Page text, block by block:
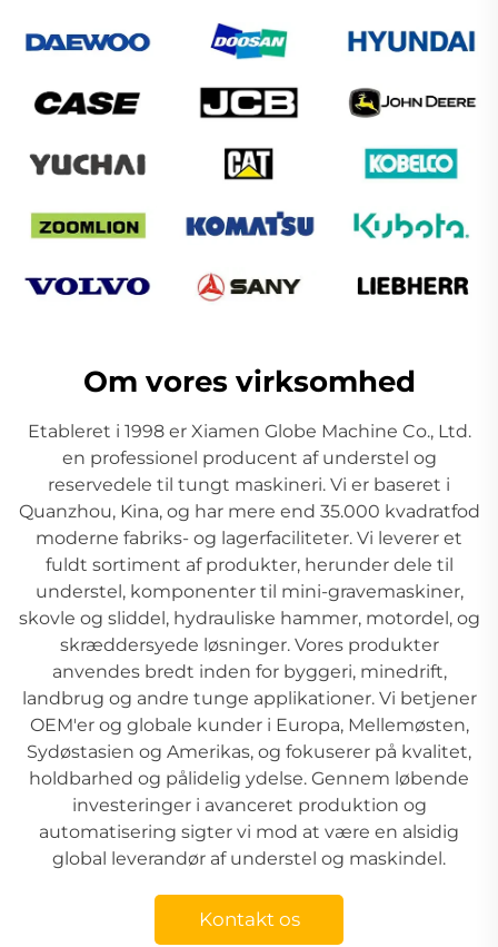
Om vores virksomhed
Etableret i 1998 er Xiamen Globe Machine Co., Ltd.
en professionel producent af understel og
reservedele til tungt maskineri. Vi er baseret i
Quanzhou, Kina, og har mere end 35.000 kvadratfod
moderne fabriks- og lagerfaciliteter. Vi leverer et
fuldt sortiment af produkter, herunder dele til
understel, komponenter til mini-gravemaskiner,
skovle og sliddel, hydrauliske hammer, motordel, og
skræddersyede løsninger. Vores produkter
anvendes bredt inden for byggeri, minedrift,
landbrug og andre tunge applikationer. Vi betjener
OEM'er og globale kunder i Europa, Mellemøsten,
Sydøstasien og Amerikas, og fokuserer på kvalitet,
holdbarhed og pålidelig ydelse. Gennem løbende
investeringer i avanceret produktion og
automatisering sigter vi mod at være en alsidig
global leverandør af understel og maskindel.
Kontakt os